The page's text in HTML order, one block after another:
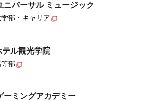
ニバーサル ミュージック
部・キャリア
ル観光学院
部
ーミングアカデミー